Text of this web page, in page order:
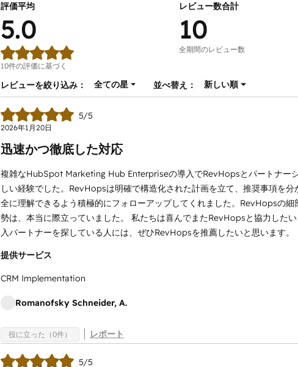
評価平均
5.0
10件の評価に基づく
レビュー数合計
10
全期間のレビュー数
レビューを絞り込み：
全ての星 並べ替え： 新しい順
5/5
2026年1月20日
迅速かつ徹底した対応
複雑なHubSpot Marketing Hub Enterpriseの導入でRevHopsとパートナー
しい経験でした。RevHopsは明確で構造化された計画を立て、推奨事項を
全に理解できるよう積極的にフォローアップしてくれました。RevHopsの
勢は、本当に際立っていました。 私たちは喜んでまたRevHopsと協力した
入パートナーを探している人には、ぜひRevHopsを推薦したいと思います。
提供サービス
CRM Implementation
Romanofsky Schneider, A.
役に立った（0件） レポート
5/5